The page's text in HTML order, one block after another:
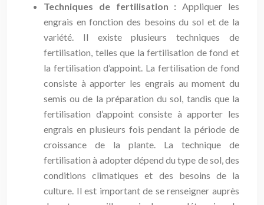
Techniques de fertilisation :Appliquer les
engrais en fonction des besoins du sol et de la
variété. Il existe plusieurs techniques de
fertilisation, telles que la fertilisation de fond et
la fertilisation d’appoint. La fertilisation de fond
consiste à apporter les engrais au moment du
semis ou de la préparation du sol, tandis que la
fertilisation d’appoint consiste à apporter les
engrais en plusieurs fois pendant la période de
croissance de la plante. La technique de
fertilisation à adopter dépend du type de sol, des
conditions climatiques et des besoins de la
culture. Il est important de se renseigner auprès